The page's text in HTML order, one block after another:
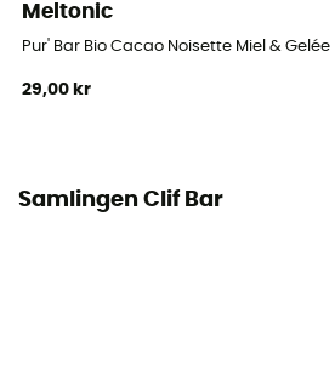
Meltonic
Pur' Bar Bio Cacao Noisette Miel &
29,00 kr
Samlingen Clif Bar